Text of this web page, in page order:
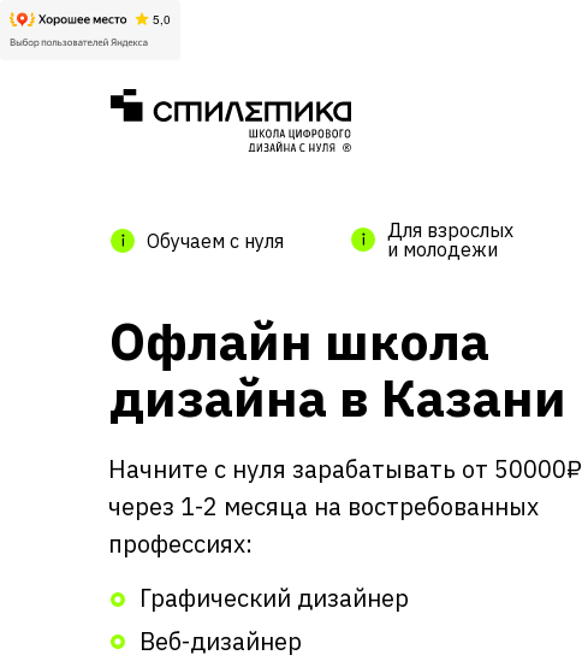
Начните с нуля зарабатывать от 50000₽
через 1-2 месяца на востребованных
профессиях:
Графический дизайнер
Веб-дизайнер
Офлайн школа
дизайна в Казани
Обучаем с нуля
Для взрослых
и молодежи